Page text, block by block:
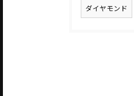
ダイヤモンド